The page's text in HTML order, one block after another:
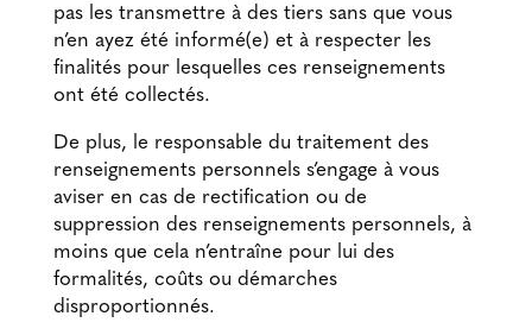
pas les transmettre à des tiers sans que vous
n’en ayez été informé(e) et à respecter les
finalités pour lesquelles ces renseignements
ont été collectés.
De plus, le responsable du traitement des
renseignements personnels s’engage à vous
aviser en cas de rectification ou de
suppression des renseignements personnels, à
moins que cela n’entraîne pour lui des
formalités, coûts ou démarches
disproportionnés.